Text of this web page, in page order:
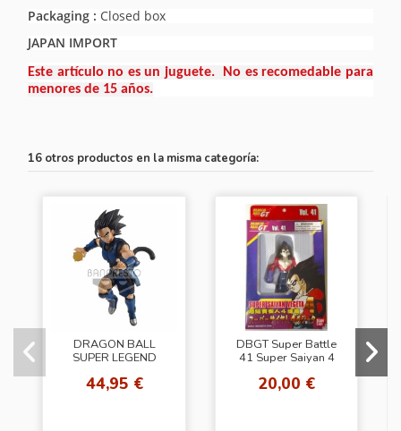
Packaging : Closed box
JAPAN IMPORT
Este artículo no es un juguete. No es recomedable para
menores de 15 años.
16 otros productos en la misma categoría:
DRAGON BALL
SUPER LEGEND
SHALLOT
44,95 €
DBGT Super Battle
41 Super Saiyan 4
20,00 €